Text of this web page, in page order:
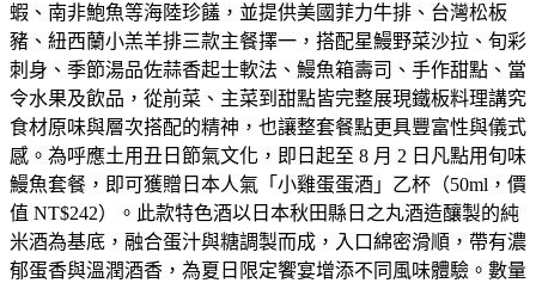
蝦、南非鮑魚等海陸珍饈，並提供美國菲力牛排、台灣松板
豬、紐西蘭小羔羊排三款主餐擇一，搭配星鰻野菜沙拉、旬彩
刺身、季節湯品佐蒜香起士軟法、鰻魚箱壽司、手作甜點、當
令水果及飲品，從前菜、主菜到甜點皆完整展現鐵板料理講究
食材原味與層次搭配的精神，也讓整套餐點更具豐富性與儀式
感。為呼應土用丑日節氣文化，即日起至 8 月 2 日凡點用旬味
鰻魚套餐，即可獲贈日本人氣「小雞蛋蛋酒」乙杯（50ml，價
值 NT$242）。此款特色酒以日本秋田縣日之丸酒造釀製的純
米酒為基底，融合蛋汁與糖調製而成，入口綿密滑順，帶有濃
郁蛋香與溫潤酒香，為夏日限定饗宴增添不同風味體驗。數量